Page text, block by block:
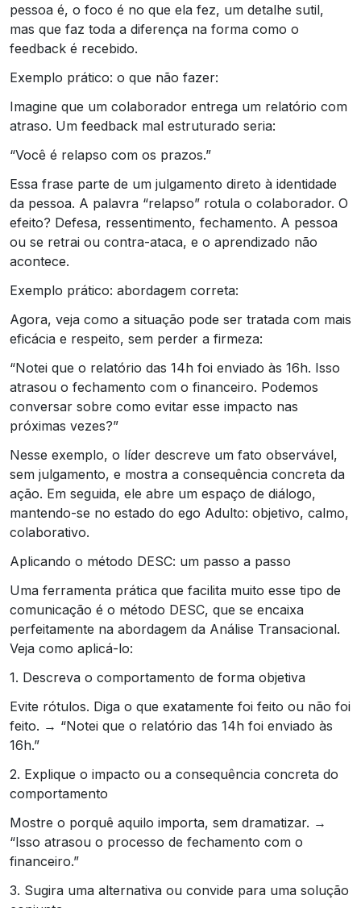
pessoa é, o foco é no que ela fez, um detalhe sutil,
mas que faz toda a diferença na forma como o
feedback é recebido.
Exemplo prático: o que não fazer:
Imagine que um colaborador entrega um relatório com
atraso. Um feedback mal estruturado seria:
“Você é relapso com os prazos.”
Essa frase parte de um julgamento direto à identidade
da pessoa. A palavra “relapso” rotula o colaborador. O
efeito? Defesa, ressentimento, fechamento. A pessoa
ou se retrai ou contra-ataca, e o aprendizado não
acontece.
Exemplo prático: abordagem correta:
Agora, veja como a situação pode ser tratada com mais
eficácia e respeito, sem perder a firmeza:
“Notei que o relatório das 14h foi enviado às 16h. Isso
atrasou o fechamento com o financeiro. Podemos
conversar sobre como evitar esse impacto nas
próximas vezes?”
Nesse exemplo, o líder descreve um fato observável,
sem julgamento, e mostra a consequência concreta da
ação. Em seguida, ele abre um espaço de diálogo,
mantendo-se no estado do ego Adulto: objetivo, calmo,
colaborativo.
Aplicando o método DESC: um passo a passo
Uma ferramenta prática que facilita muito esse tipo de
comunicação é o método DESC, que se encaixa
perfeitamente na abordagem da Análise Transacional.
Veja como aplicá-lo:
1. Descreva o comportamento de forma objetiva
Evite rótulos. Diga o que exatamente foi feito ou não foi
feito. → “Notei que o relatório das 14h foi enviado às
16h.”
2. Explique o impacto ou a consequência concreta do
comportamento
Mostre o porquê aquilo importa, sem dramatizar. →
“Isso atrasou o processo de fechamento com o
financeiro.”
3. Sugira uma alternativa ou convide para uma solução